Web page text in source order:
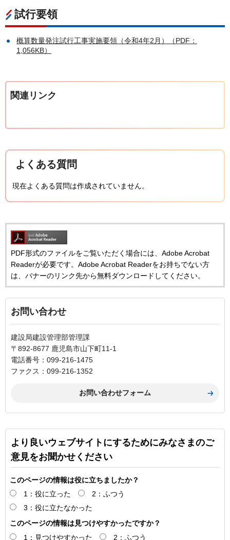
試行要領
概算数量発注試行工事実施要領（令和4年2月）（PDF：
1,056KB）
関連リンク
よくある質問
現在よくある質問は作成されていません。
PDF形式のファイルをご覧いただく場合には、Adobe Acrobat
Readerが必要です。Adobe Acrobat Readerをお持ちでない方
は、バナーのリンク先から無料ダウンロードしてください。
お問い合わせ
建設局建設管理部管理課
〒892-8677 鹿児島市山下町11-1
電話番号：099-216-1475
ファクス：099-216-1352
より良いウェブサイトにするためにみなさまのご
意見をお聞かせください
このページの情報は役に立ちましたか？
1：役に立った
2：ふつう
3：役に立たなかった
このページの情報は見つけやすかったですか？
1：見つけやすかった
2：ふつう